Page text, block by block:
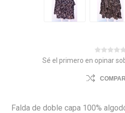
Sé el primero en opinar
Falda de doble capa 100%